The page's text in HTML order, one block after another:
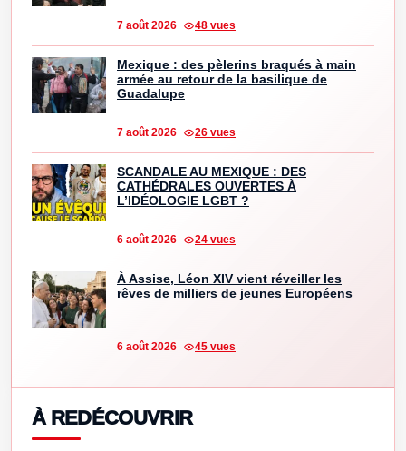
7 août 2026 48 vues
Mexique : des pèlerins braqués à main
armée au retour de la basilique de
Guadalupe
7 août 2026 26 vues
SCANDALE AU MEXIQUE : DES
CATHÉDRALES OUVERTES À
L’IDÉOLOGIE LGBT ?
6 août 2026 24 vues
À Assise, Léon XIV vient réveiller les
rêves de milliers de jeunes Européens
6 août 2026 45 vues
À REDÉCOUVRIR